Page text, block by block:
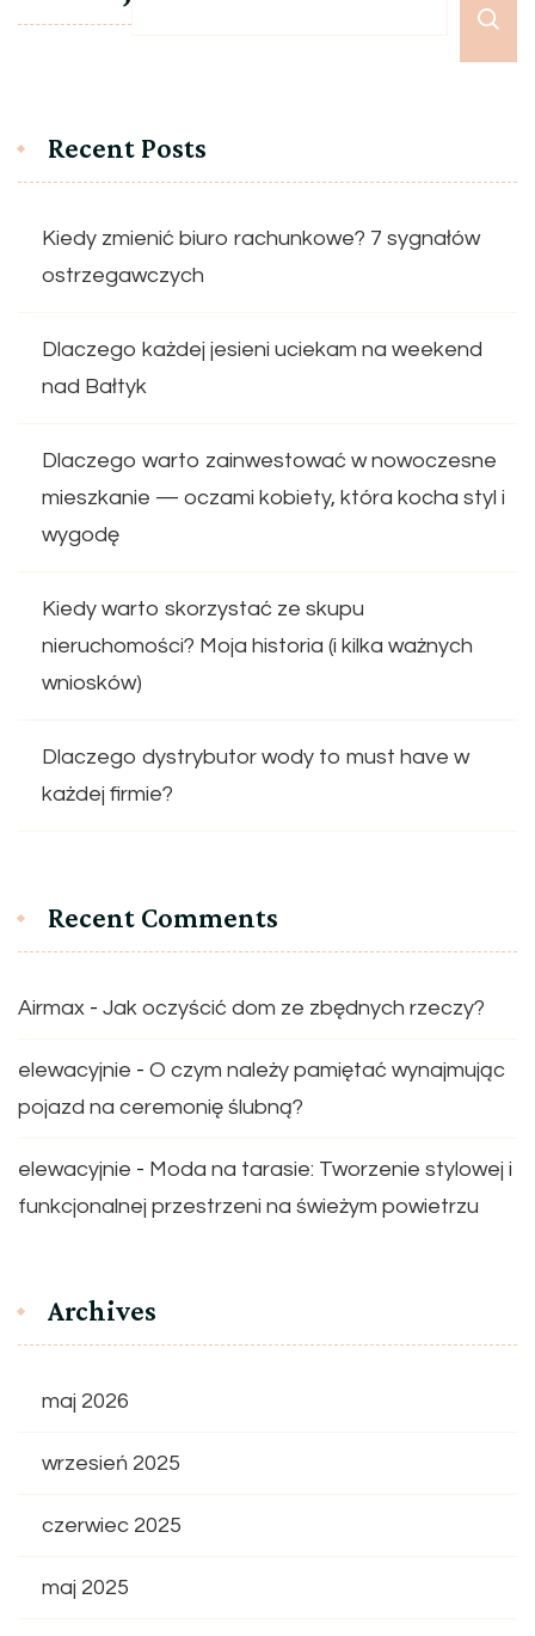
Recent Posts
Kiedy zmienić biuro rachunkowe? 7 sygnałów
ostrzegawczych
Dlaczego każdej jesieni uciekam na weekend
nad Bałtyk
Dlaczego warto zainwestować w nowoczesne
mieszkanie — oczami kobiety, która kocha styl i
wygodę
Kiedy warto skorzystać ze skupu
nieruchomości? Moja historia (i kilka ważnych
wniosków)
Dlaczego dystrybutor wody to must have w
każdej firmie?
Recent Comments
Airmax - Jak oczyścić dom ze zbędnych rzeczy?
elewacyjnie - O czym należy pamiętać wynajmując
pojazd na ceremonię ślubną?
elewacyjnie - Moda na tarasie: Tworzenie stylowej i
funkcjonalnej przestrzeni na świeżym powietrzu
Archives
maj 2026
wrzesień 2025
czerwiec 2025
maj 2025